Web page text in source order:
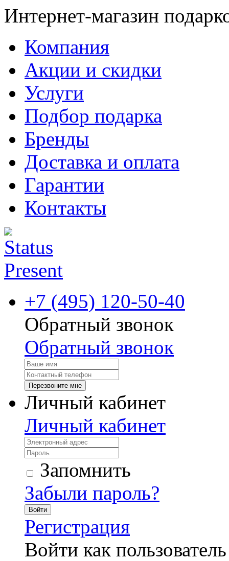
Интернет-магазин
Компания
Акции и скидки
Услуги
Подбор подарка
Бренды
Доставка и оплата
Гарантии
Контакты
+7 (495) 120-50-40
Обратный звонок
Обратный звонок
Перезвоните мне
Личный кабинет
Личный кабинет
Запомнить
Забыли пароль?
Войти
Регистрация
Войти как пользователь